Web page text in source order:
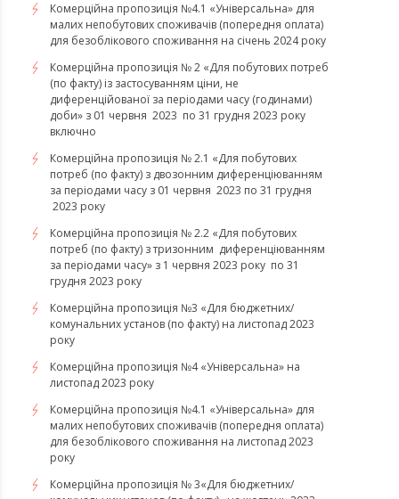
Комерційна пропозиція №4.1 «Універсальна» для
малих непобутових споживачів (попередня оплата)
для безоблікового споживання на січень 2024 року
Комерційна пропозиція № 2 «Для побутових потреб
(по факту) із застосуванням ціни, не
диференційованої за періодами часу (годинами)
доби» з 01 червня 2023 по 31 грудня 2023 року
включно
Комерційна пропозиція № 2.1 «Для побутових
потреб (по факту) з двозонним диференціюванням
за періодами часу з 01 червня 2023 по 31 грудня
2023 року
Комерційна пропозиція № 2.2 «Для побутових
потреб (по факту) з тризонним диференціюванням
за періодами часу» з 1 червня 2023 року по 31
грудня 2023 року
Комерційна пропозиція №3 «Для бюджетних/
комунальних установ (по факту) на листопад 2023
року
Комерційна пропозиція №4 «Універсальна» на
листопад 2023 року
Комерційна пропозиція №4.1 «Універсальна» для
малих непобутових споживачів (попередня оплата)
для безоблікового споживання на листопад 2023
року
Комерційна пропозиція № 3«Для бюджетних/